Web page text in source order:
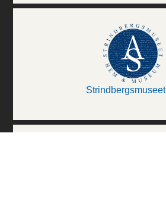
Strindbergsmuseet